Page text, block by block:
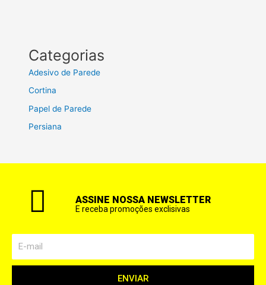
Categorias
Adesivo de Parede
Cortina
Papel de Parede
Persiana
ASSINE NOSSA NEWSLETTER
E receba promoções exclisivas
ENVIAR